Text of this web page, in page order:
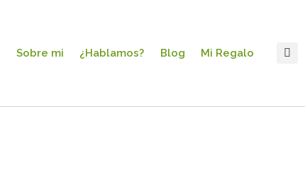
Sobre mi ¿Hablamos? Blog Mi Regalo